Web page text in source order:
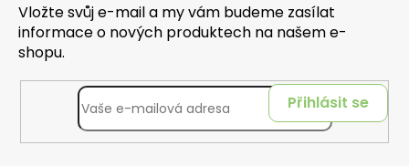
Vložte svůj e-mail a my vám budeme zasílat
informace o nových produktech na našem e-
shopu.
Přihlásit se